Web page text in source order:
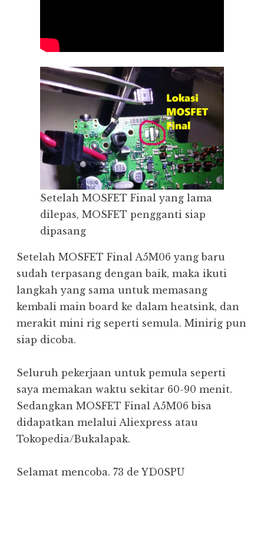
Setelah MOSFET Final yang lama
dilepas, MOSFET pengganti siap
dipasang
Setelah MOSFET Final A5M06 yang baru
sudah terpasang dengan baik, maka ikuti
langkah yang sama untuk memasang
kembali main board ke dalam heatsink, dan
merakit mini rig seperti semula. Minirig pun
siap dicoba.
Seluruh pekerjaan untuk pemula seperti
saya memakan waktu sekitar 60-90 menit.
Sedangkan MOSFET Final A5M06 bisa
didapatkan melalui Aliexpress atau
Tokopedia/Bukalapak.
Selamat mencoba. 73 de YD0SPU